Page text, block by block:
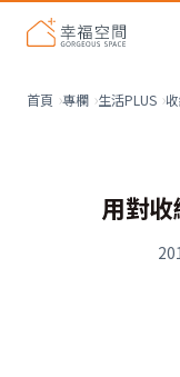
首頁 專欄 生活PLUS
用對